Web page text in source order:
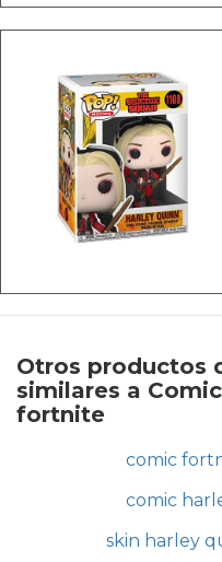
Otros productos
similares a
fortnite
comic
comic
skin harley